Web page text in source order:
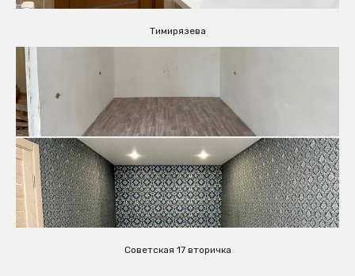
Тимирязева
Советская 17 вторичка